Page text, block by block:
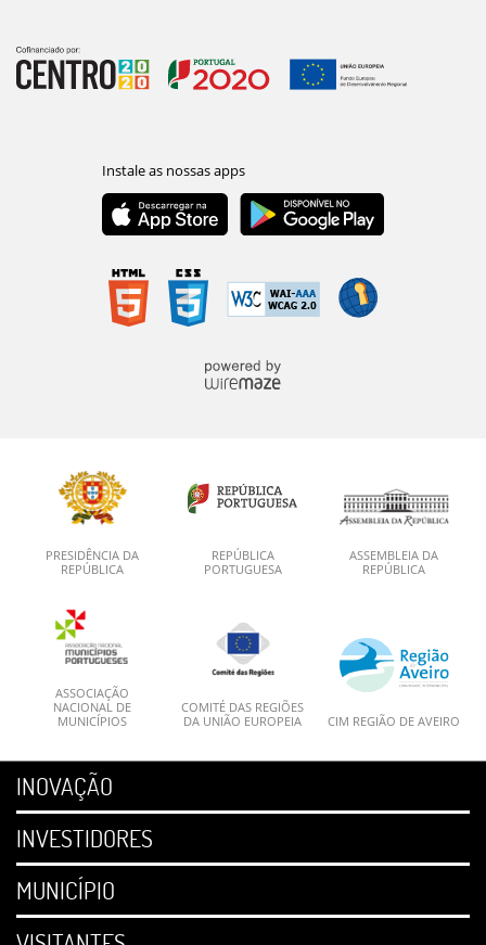
PRESIDÊNCIA DA
REPÚBLICA
REPÚBLICA
PORTUGUESA
ASSEMBLEIA DA
REPÚBLICA
ASSOCIAÇÃO
NACIONAL DE
MUNICÍPIOS
COMITÉ DAS REGIÕES
DA UNIÃO EUROPEIA
CIM REGIÃO DE AVEIRO
INOVAÇÃO
INVESTIDORES
MUNICÍPIO